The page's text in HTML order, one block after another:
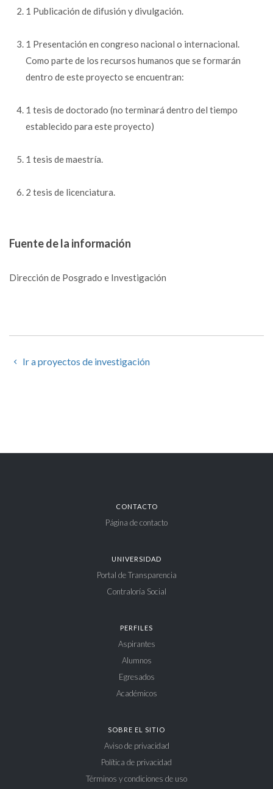
1 Publicación de difusión y divulgación.
1 Presentación en congreso nacional o internacional.
Como parte de los recursos humanos que se formarán
dentro de este proyecto se encuentran:
1 tesis de doctorado (no terminará dentro del tiempo
establecido para este proyecto)
1 tesis de maestría.
2 tesis de licenciatura.
Fuente de la información
Dirección de Posgrado e Investigación
Ir a proyectos de investigación
CONTACTO
Página de contacto
UNIVERSIDAD
Portal de Transparencia
Contraloría Social
PERFILES
Aspirantes
Alumnos
Egresados
Académicos
SOBRE EL SITIO
Aviso de privacidad
Política de privacidad
Términos y condiciones de uso